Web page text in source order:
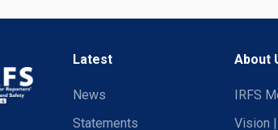
Latest
News
Statements
About
IRFS
Vision